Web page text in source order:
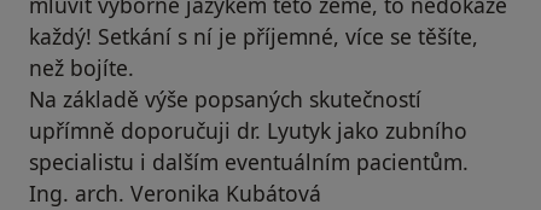
každý! Setkání s ní je příjemné, více se těšíte,
než bojíte.
Na základě výše popsaných skutečností
upřímně doporučuji dr. Lyutyk jako zubního
specialistu i dalším eventuálním pacientům.
Ing. arch. Veronika Kubátová